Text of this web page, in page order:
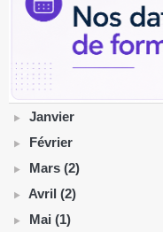
Janvier
Février
Mars (2)
Avril (2)
Mai (1)